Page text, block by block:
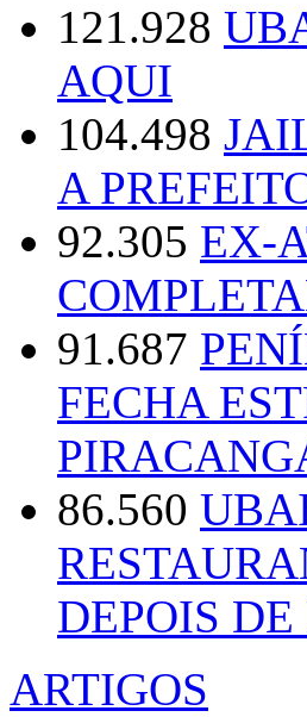
121.928
AQUI
104.498
A
92.305 EX-
91.687
FECHA
86.560
DEPOIS
ARTIGOS